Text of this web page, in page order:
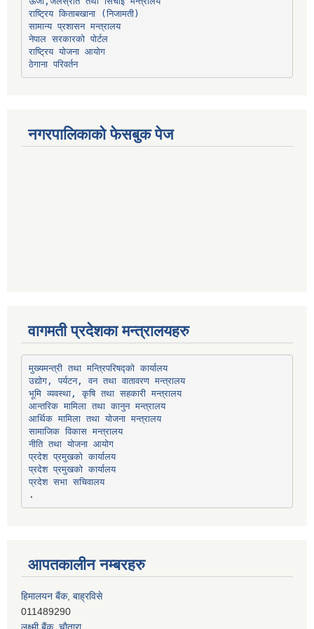
सामान्य प्रशासन मन्त्रालय
नेपाल सरकारको पोर्टल
राष्ट्रिय योजना आयोग
ठेगाना परिवर्तन
नगरपालिकाको फेसबुक पेज
वागमती प्रदेशका मन्त्रालयहरु
मुख्यमन्त्री तथा मन्त्रिपरिषद्को कार्यालय
उद्योग, पर्यटन, वन तथा वातावरण मन्त्रालय
भूमि व्यवस्था, कृषि तथा सहकारी मन्त्रालय
आन्तरिक मामिला तथा कानुन मन्त्रालय
आर्थिक मामिला तथा योजना मन्त्रालय
सामाजिक विकास मन्त्रालय
नीति तथा योजना आयोग
प्रदेश प्रमुखको कार्यालय
प्रदेश प्रमुखको कार्यालय
प्रदेश सभा सचिवालय
आपतकालीन नम्बरहरु
हिमालयन बैंक, बाह्रविसे
011489290